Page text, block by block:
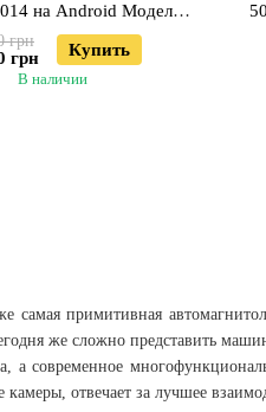
самая примитивная
же сложно представить
а современное
камеры, отвечает за лучшее
на Android Модель
JAC-3GWiFi
грн
грн Купить
В наличии